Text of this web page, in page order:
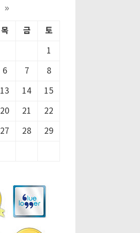
»
목 금 토
1
6 7 8
13 14 15
20 21 22
27 28 29